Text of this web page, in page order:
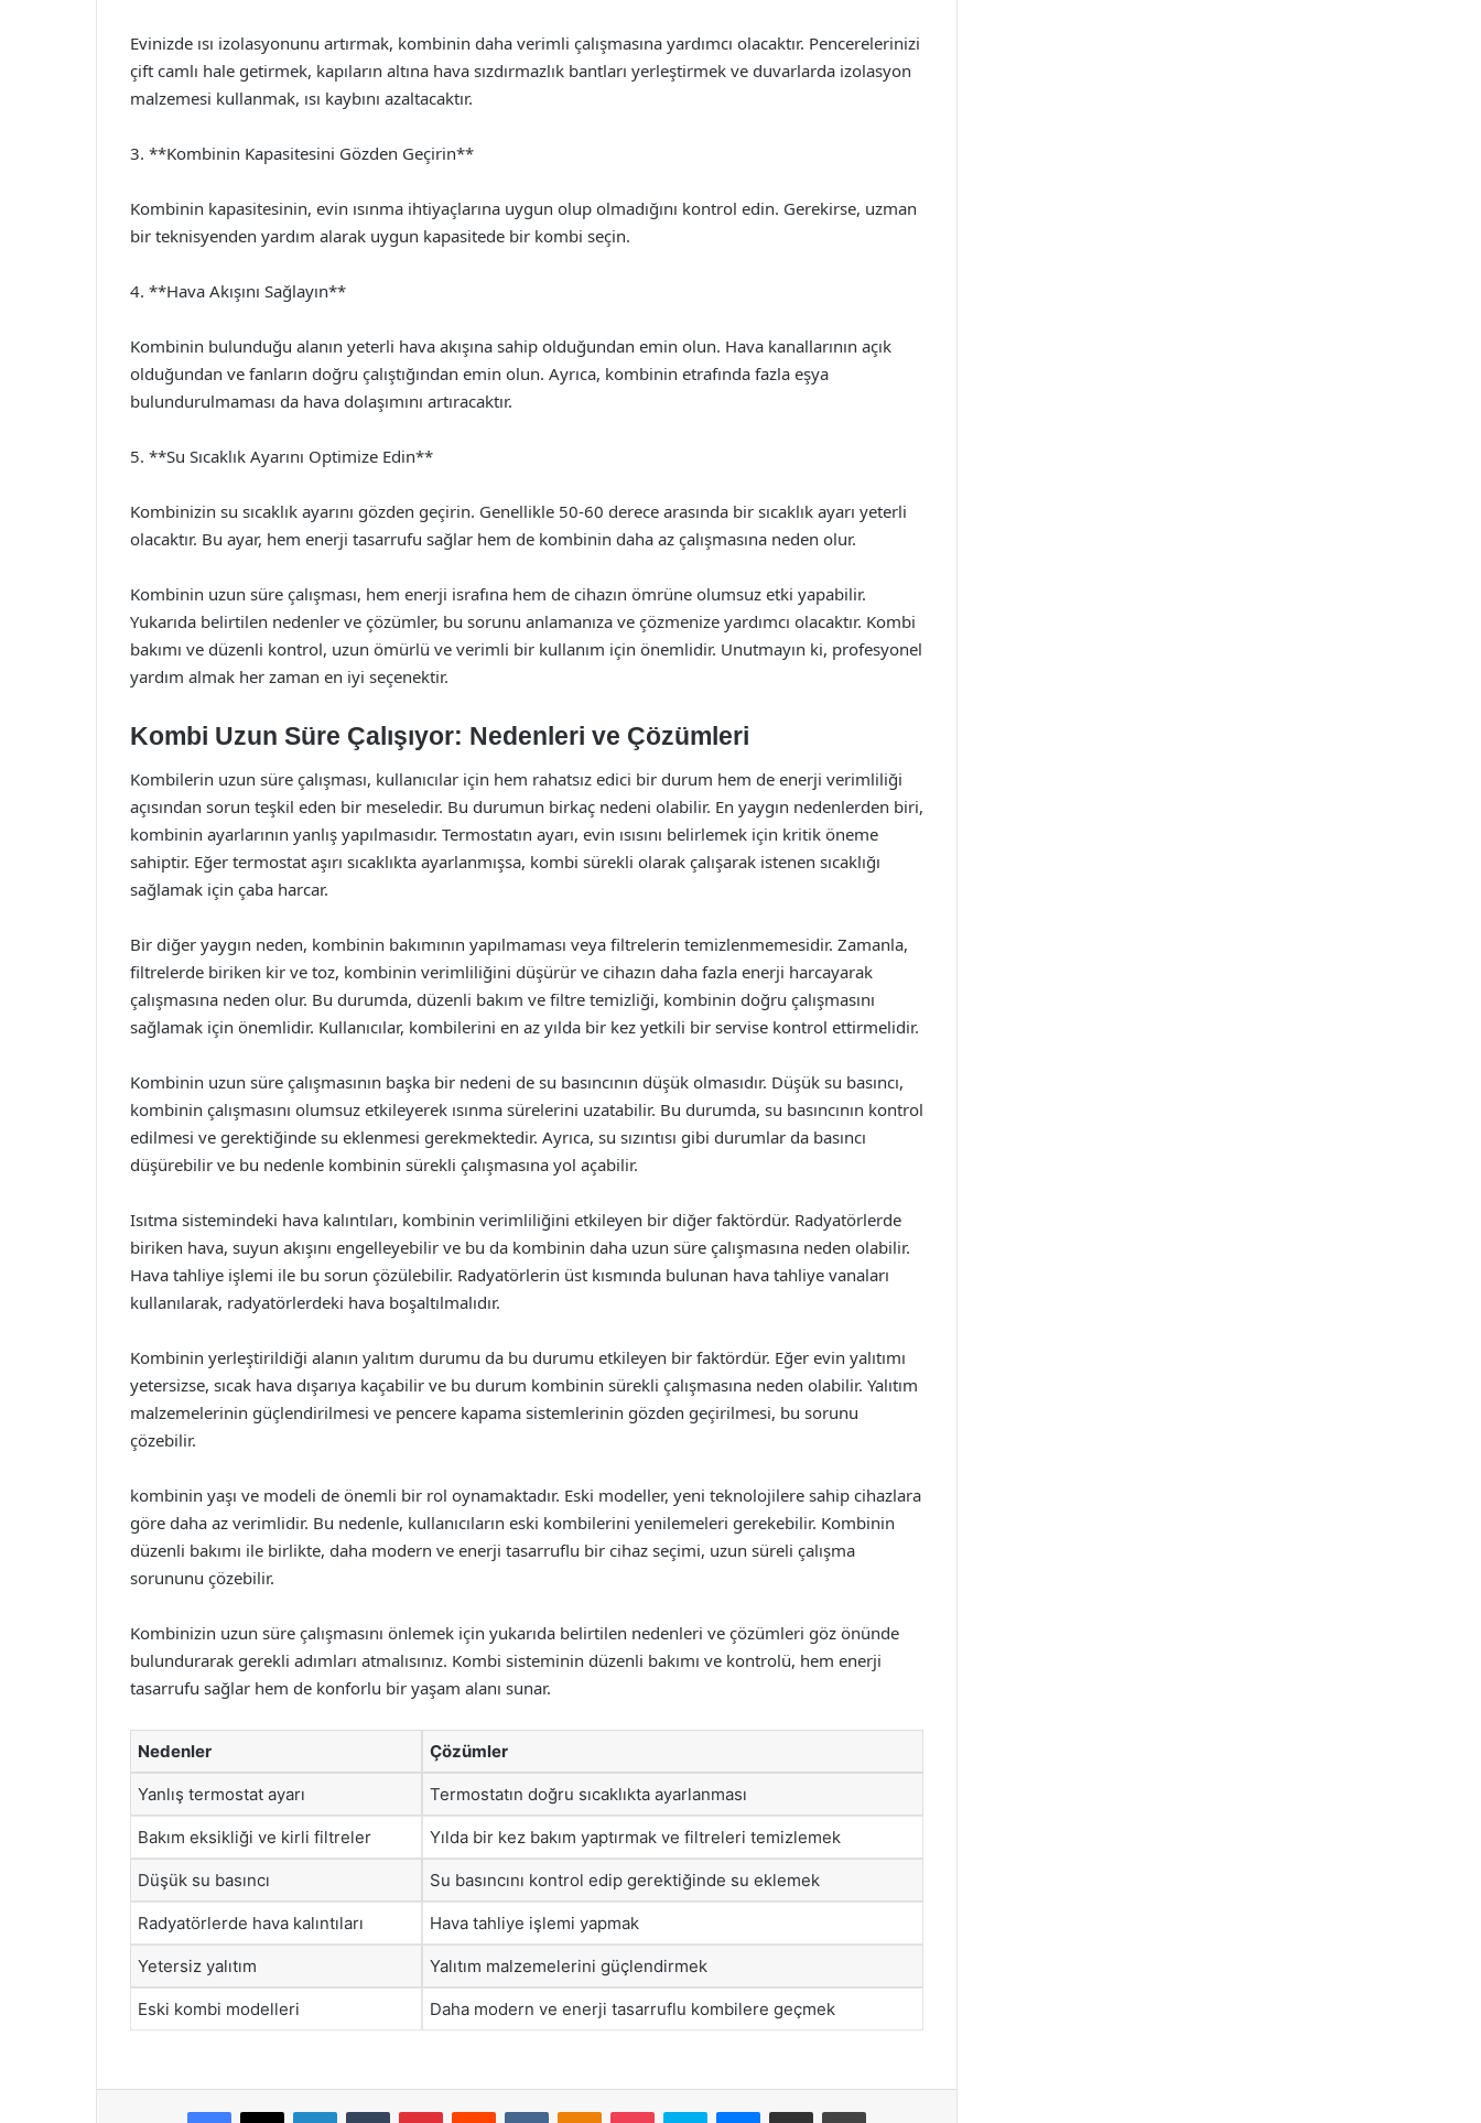
Evinizde ısı izolasyonunu artırmak, kombinin daha verimli çalışmasına yardımcı olacaktır. Pencerelerinizi
çift camlı hale getirmek, kapıların altına hava sızdırmazlık bantları yerleştirmek ve duvarlarda izolasyon
malzemesi kullanmak, ısı kaybını azaltacaktır.
3. **Kombinin Kapasitesini Gözden Geçirin**
Kombinin kapasitesinin, evin ısınma ihtiyaçlarına uygun olup olmadığını kontrol edin. Gerekirse, uzman
bir teknisyenden yardım alarak uygun kapasitede bir kombi seçin.
4. **Hava Akışını Sağlayın**
Kombinin bulunduğu alanın yeterli hava akışına sahip olduğundan emin olun. Hava kanallarının açık
olduğundan ve fanların doğru çalıştığından emin olun. Ayrıca, kombinin etrafında fazla eşya
bulundurulmaması da hava dolaşımını artıracaktır.
5. **Su Sıcaklık Ayarını Optimize Edin**
Kombinizin su sıcaklık ayarını gözden geçirin. Genellikle 50-60 derece arasında bir sıcaklık ayarı yeterli
olacaktır. Bu ayar, hem enerji tasarrufu sağlar hem de kombinin daha az çalışmasına neden olur.
Kombinin uzun süre çalışması, hem enerji israfına hem de cihazın ömrüne olumsuz etki yapabilir.
Yukarıda belirtilen nedenler ve çözümler, bu sorunu anlamanıza ve çözmenize yardımcı olacaktır. Kombi
bakımı ve düzenli kontrol, uzun ömürlü ve verimli bir kullanım için önemlidir. Unutmayın ki, profesyonel
yardım almak her zaman en iyi seçenektir.
Kombi Uzun Süre Çalışıyor: Nedenleri ve Çözümleri
Kombilerin uzun süre çalışması, kullanıcılar için hem rahatsız edici bir durum hem de enerji verimliliği
açısından sorun teşkil eden bir meseledir. Bu durumun birkaç nedeni olabilir. En yaygın nedenlerden biri,
kombinin ayarlarının yanlış yapılmasıdır. Termostatın ayarı, evin ısısını belirlemek için kritik öneme
sahiptir. Eğer termostat aşırı sıcaklıkta ayarlanmışsa, kombi sürekli olarak çalışarak istenen sıcaklığı
sağlamak için çaba harcar.
Bir diğer yaygın neden, kombinin bakımının yapılmaması veya filtrelerin temizlenmemesidir. Zamanla,
filtrelerde biriken kir ve toz, kombinin verimliliğini düşürür ve cihazın daha fazla enerji harcayarak
çalışmasına neden olur. Bu durumda, düzenli bakım ve filtre temizliği, kombinin doğru çalışmasını
sağlamak için önemlidir. Kullanıcılar, kombilerini en az yılda bir kez yetkili bir servise kontrol ettirmelidir.
Kombinin uzun süre çalışmasının başka bir nedeni de su basıncının düşük olmasıdır. Düşük su basıncı,
kombinin çalışmasını olumsuz etkileyerek ısınma sürelerini uzatabilir. Bu durumda, su basıncının kontrol
edilmesi ve gerektiğinde su eklenmesi gerekmektedir. Ayrıca, su sızıntısı gibi durumlar da basıncı
düşürebilir ve bu nedenle kombinin sürekli çalışmasına yol açabilir.
Isıtma sistemindeki hava kalıntıları, kombinin verimliliğini etkileyen bir diğer faktördür. Radyatörlerde
biriken hava, suyun akışını engelleyebilir ve bu da kombinin daha uzun süre çalışmasına neden olabilir.
Hava tahliye işlemi ile bu sorun çözülebilir. Radyatörlerin üst kısmında bulunan hava tahliye vanaları
kullanılarak, radyatörlerdeki hava boşaltılmalıdır.
Kombinin yerleştirildiği alanın yalıtım durumu da bu durumu etkileyen bir faktördür. Eğer evin yalıtımı
yetersizse, sıcak hava dışarıya kaçabilir ve bu durum kombinin sürekli çalışmasına neden olabilir. Yalıtım
malzemelerinin güçlendirilmesi ve pencere kapama sistemlerinin gözden geçirilmesi, bu sorunu
çözebilir.
kombinin yaşı ve modeli de önemli bir rol oynamaktadır. Eski modeller, yeni teknolojilere sahip cihazlara
göre daha az verimlidir. Bu nedenle, kullanıcıların eski kombilerini yenilemeleri gerekebilir. Kombinin
düzenli bakımı ile birlikte, daha modern ve enerji tasarruflu bir cihaz seçimi, uzun süreli çalışma
sorununu çözebilir.
Kombinizin uzun süre çalışmasını önlemek için yukarıda belirtilen nedenleri ve çözümleri göz önünde
bulundurarak gerekli adımları atmalısınız. Kombi sisteminin düzenli bakımı ve kontrolü, hem enerji
tasarrufu sağlar hem de konforlu bir yaşam alanı sunar.
Nedenler Çözümler
Yanlış termostat ayarı Termostatın doğru sıcaklıkta ayarlanması
Bakım eksikliği ve kirli filtreler Yılda bir kez bakım yaptırmak ve filtreleri temizlemek
Düşük su basıncı Su basıncını kontrol edip gerektiğinde su eklemek
Radyatörlerde hava kalıntıları Hava tahliye işlemi yapmak
Yetersiz yalıtım Yalıtım malzemelerini güçlendirmek
Eski kombi modelleri Daha modern ve enerji tasarruflu kombilere geçmek
Facebook
X LinkedInTumblr PinterestReddit VKontakteOdnoklassniki
Pocket Skype Messenger
E-Posta ile paylaş Yazdır